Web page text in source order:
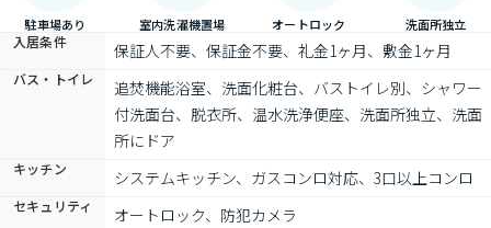
駐車場あり 室内洗濯機置場 オートロック 洗面所独立
入居条件 保証人不要、保証金不要、礼金1ヶ月、敷金1ヶ月
バス・トイレ
追焚機能浴室、洗面化粧台、バストイレ別、シャワー
付洗面台、脱衣所、温水洗浄便座、洗面所独立、洗面
所にドア
キッチン システムキッチン、ガスコンロ対応、3口以上コンロ
セキュリティ オートロック、防犯カメラ